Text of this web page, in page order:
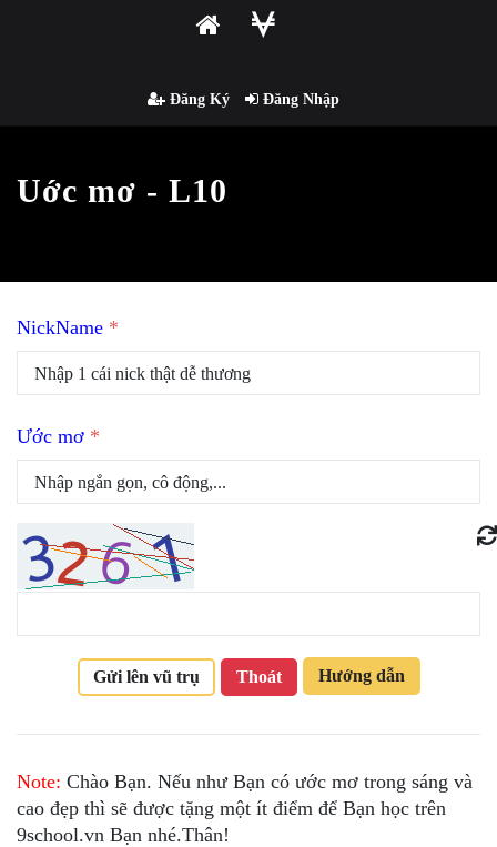
Đăng Ký Đăng Nhập
Uớc mơ - L10
NickName *
Ước mơ *
Gửi lên vũ trụ Thoát Hướng dẫn
Note: Chào Bạn. Nếu như Bạn có ước mơ trong sáng và
cao đẹp thì sẽ được tặng một ít điểm để Bạn học trên
9school.vn Bạn nhé.Thân!